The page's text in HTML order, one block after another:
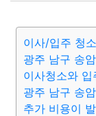
이사/입주 청
광주 남구 송
이사청소와 입
광주 남구 송
추가 비용이